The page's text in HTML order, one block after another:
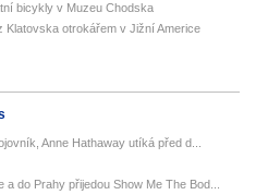
bicykly v Muzeu Chodska
otrokářem v Jižní Americe
Anne Hathaway utíká před d...
do Prahy přijedou Show Me The Bod...